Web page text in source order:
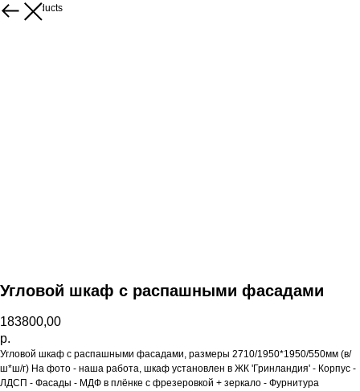
More products
Угловой шкаф с распашными фасадами
183800,00
р.
Угловой шкаф с распашными фасадами, размеры 2710/1950*1950/550мм (в/
ш*ш/г) На фото - наша работа, шкаф установлен в ЖК 'Гринландия' - Корпус -
ЛДСП - Фасады - МДФ в плёнке с фрезеровкой + зеркало - Фурнитура